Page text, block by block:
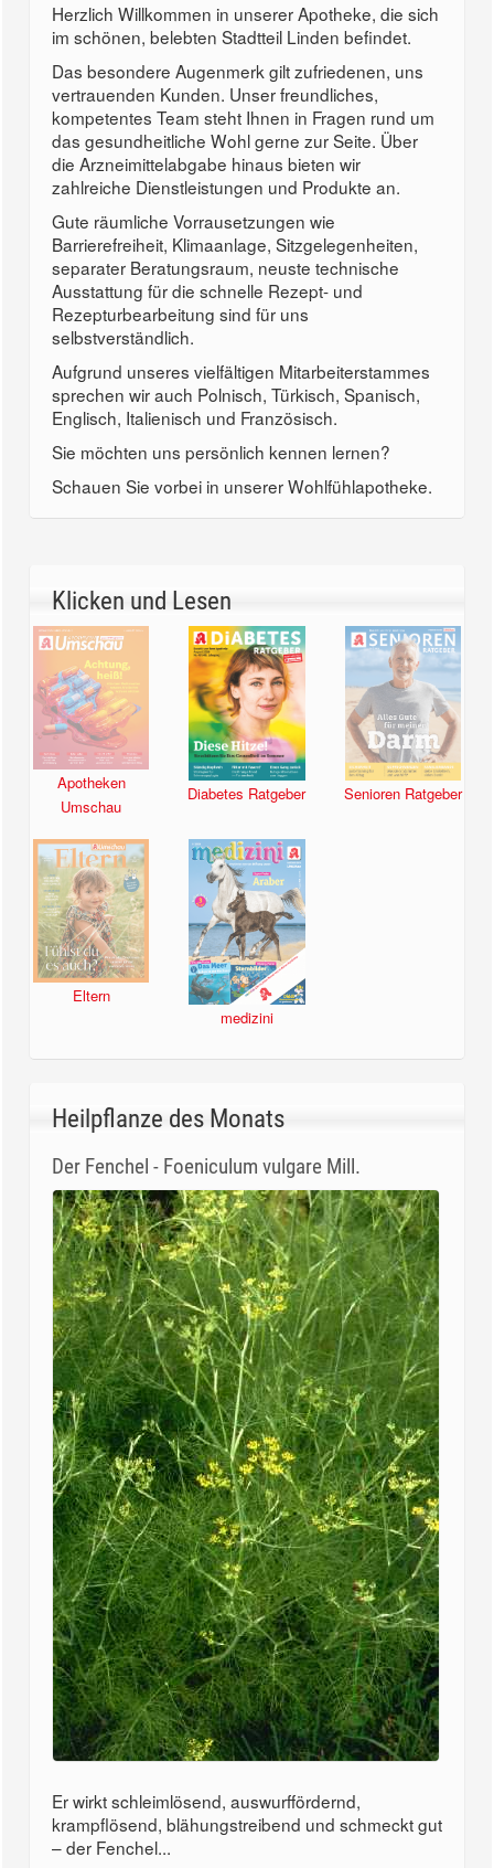
Herzlich Willkommen in unserer Apotheke, die sich
im schönen, belebten Stadtteil Linden befindet.
Das besondere Augenmerk gilt zufriedenen, uns
vertrauenden Kunden. Unser freundliches,
kompetentes Team steht Ihnen in Fragen rund um
das gesundheitliche Wohl gerne zur Seite. Über
die Arzneimittelabgabe hinaus bieten wir
zahlreiche Dienstleistungen und Produkte an.
Gute räumliche Vorrausetzungen wie
Barrierefreiheit, Klimaanlage, Sitzgelegenheiten,
separater Beratungsraum, neuste technische
Ausstattung für die schnelle Rezept- und
Rezepturbearbeitung sind für uns
selbstverständlich.
Aufgrund unseres vielfältigen Mitarbeiterstammes
sprechen wir auch Polnisch, Türkisch, Spanisch,
Englisch, Italienisch und Französisch.
Sie möchten uns persönlich kennen lernen?
Schauen Sie vorbei in unserer Wohlfühlapotheke.
Klicken und Lesen
Apotheken
Umschau
Diabetes Ratgeber Senioren Ratgeber
Eltern
medizini
Heilpflanze des Monats
Der Fenchel - Foeniculum vulgare Mill.
Er wirkt schleimlösend, auswurffördernd,
krampflösend, blähungstreibend und schmeckt gut
– der Fenchel...